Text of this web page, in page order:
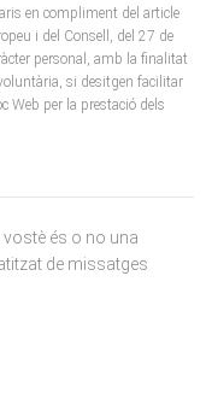
personal, amb la finalitat
si desitgen facilitar
Web per la prestació dels
és o no una